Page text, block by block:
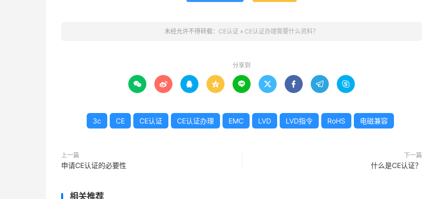
未经允许不得转载： CE认证 » CE认证办理需要什么资料？
分享到
        
3c CE CE认证 CE认证办理 EMC LVD LVD指令 RoHS 电磁兼容
上一篇
申请CE认证的必要性
下一篇
什么是CE认证？
相关推荐